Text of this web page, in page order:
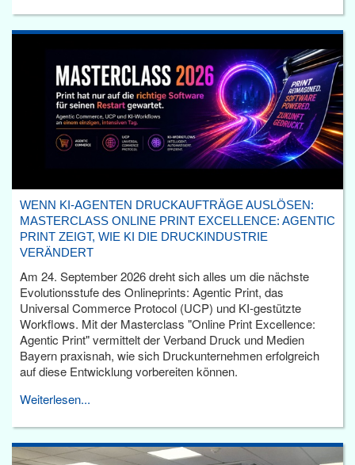
WENN KI-AGENTEN DRUCKAUFTRÄGE AUSLÖSEN:
MASTERCLASS ONLINE PRINT EXCELLENCE: AGENTIC
PRINT ZEIGT, WIE KI DIE DRUCKINDUSTRIE
VERÄNDERT
Am 24. September 2026 dreht sich alles um die nächste
Evolutionsstufe des Onlineprints: Agentic Print, das
Universal Commerce Protocol (UCP) und KI-gestützte
Workflows. Mit der Masterclass "Online Print Excellence:
Agentic Print" vermittelt der Verband Druck und Medien
Bayern praxisnah, wie sich Druckunternehmen erfolgreich
auf diese Entwicklung vorbereiten können.
Weiterlesen...